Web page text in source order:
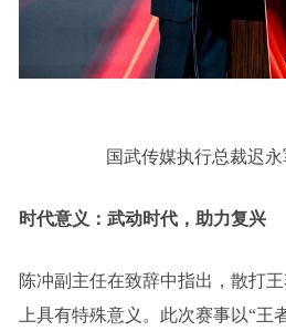
国武传媒执行总裁迟
时代意义：武动时代，助力复兴
陈冲副主任在致辞中指出，散打
上具有特殊意义。此次赛事以“王